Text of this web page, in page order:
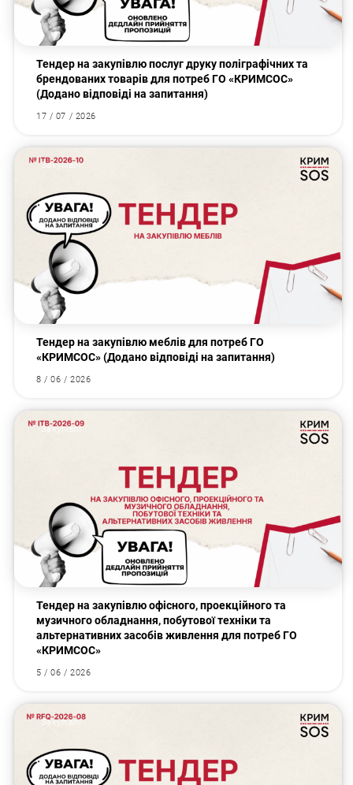
Тендер на закупівлю послуг друку поліграфічних та
брендованих товарів для потреб ГО «КРИМСОС»
(Додано відповіді на запитання)
17 / 07 / 2026
Закупівлі
Тендер на закупівлю меблів для потреб ГО
«КРИМСОС» (Додано відповіді на запитання)
8 / 06 / 2026
Закупівлі
Тендер на закупівлю офісного, проекційного та
музичного обладнання, побутової техніки та
альтернативних засобів живлення для потреб ГО
«КРИМСОС»
5 / 06 / 2026
Закупівлі